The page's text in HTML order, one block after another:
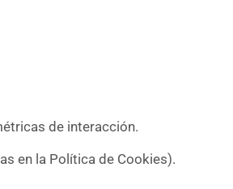
de interacción.
en la Política de Cookies).